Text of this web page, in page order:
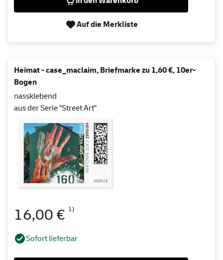
Auf die Merkliste
Heimat - case_maclaim, Briefmarke zu 1,60 €, 10er-
Bogen
nassklebend
aus der Serie "Street Art"
16,00 € 1)
Sofort lieferbar